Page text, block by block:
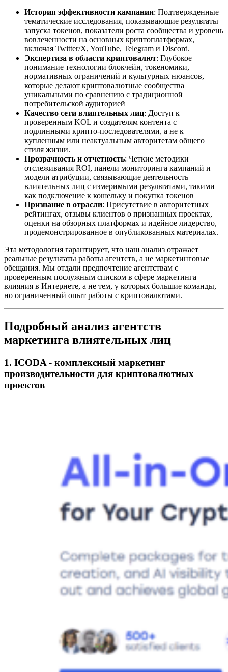
История эффективности кампании: Подтвержденные
тематические исследования, показывающие результаты
запуска токенов, показатели роста сообщества и уровень
вовлеченности на основных криптоплатформах,
включая Twitter/X, YouTube, Telegram и Discord.
Экспертиза в области криптовалют: Глубокое
понимание технологии блокчейн, токеномики,
нормативных ограничений и культурных нюансов,
которые делают криптовалютные сообщества
уникальными по сравнению с традиционной
потребительской аудиторией
Качество сети влиятельных лиц: Доступ к
проверенным KOL и создателям контента с
подлинными крипто-последователями, а не к
купленным или неактуальным авторитетам общего
стиля жизни.
Прозрачность и отчетность: Четкие методики
отслеживания ROI, панели мониторинга кампаний и
модели атрибуции, связывающие деятельность
влиятельных лиц с измеримыми результатами, такими
как подключение к кошельку и покупка токенов
Признание в отрасли: Присутствие в авторитетных
рейтингах, отзывы клиентов о признанных проектах,
оценки на обзорных платформах и идейное лидерство,
продемонстрированное в опубликованных материалах.
Эта методология гарантирует, что наш анализ отражает
реальные результаты работы агентств, а не маркетинговые
обещания. Мы отдали предпочтение агентствам с
проверенным послужным списком в сфере маркетинга
влияния в Интернете, а не тем, у которых большие команды,
но ограниченный опыт работы с криптовалютами.
Подробный анализ агентств
маркетинга влиятельных лиц
1. ICODA - комплексный маркетинг
производительности для криптовалютных
проектов